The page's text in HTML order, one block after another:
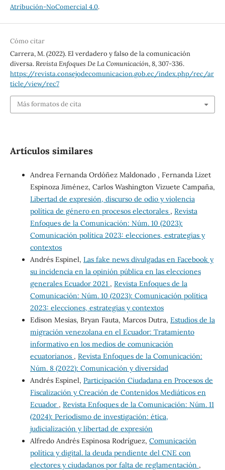
Atribución-NoComercial 4.0.
Cómo citar
Carrera, M. (2022). El verdadero y falso de la comunicación
diversa.Revista Enfoques De La Comunicación,8, 307-336.
https://revista.consejodecomunicacion.gob.ec/index.php/rec/ar
ticle/view/rec7
Más formatos de cita
Artículos similares
Andrea Fernanda Ordóñez Maldonado , Fernanda Lizet
Espinoza Jiménez, Carlos Washington Vizuete Campaña,
Libertad de expresión, discurso de odio y violencia
política de género en procesos electorales , Revista
Enfoques de la Comunicación: Núm. 10 (2023):
Comunicación política 2023: elecciones, estrategias y
contextos
Andrés Espinel, Las fake news divulgadas en Facebook y
su incidencia en la opinión pública en las elecciones
generales Ecuador 2021 , Revista Enfoques de la
Comunicación: Núm. 10 (2023): Comunicación política
2023: elecciones, estrategias y contextos
Edison Mesias, Bryan Fauta, Marcos Dutra, Estudios de la
migración venezolana en el Ecuador: Tratamiento
informativo en los medios de comunicación
ecuatorianos , Revista Enfoques de la Comunicación:
Núm. 8 (2022): Comunicación y diversidad
Andrés Espinel, Participación Ciudadana en Procesos de
Fiscalización y Creación de Contenidos Mediáticos en
Ecuador , Revista Enfoques de la Comunicación: Núm. 11
(2024): Periodismo de investigación: ética,
judicialización y libertad de expresión
Alfredo Andrés Espinosa Rodríguez, Comunicación
política y digital. la deuda pendiente del CNE con
electores y ciudadanos por falta de reglamentación ,